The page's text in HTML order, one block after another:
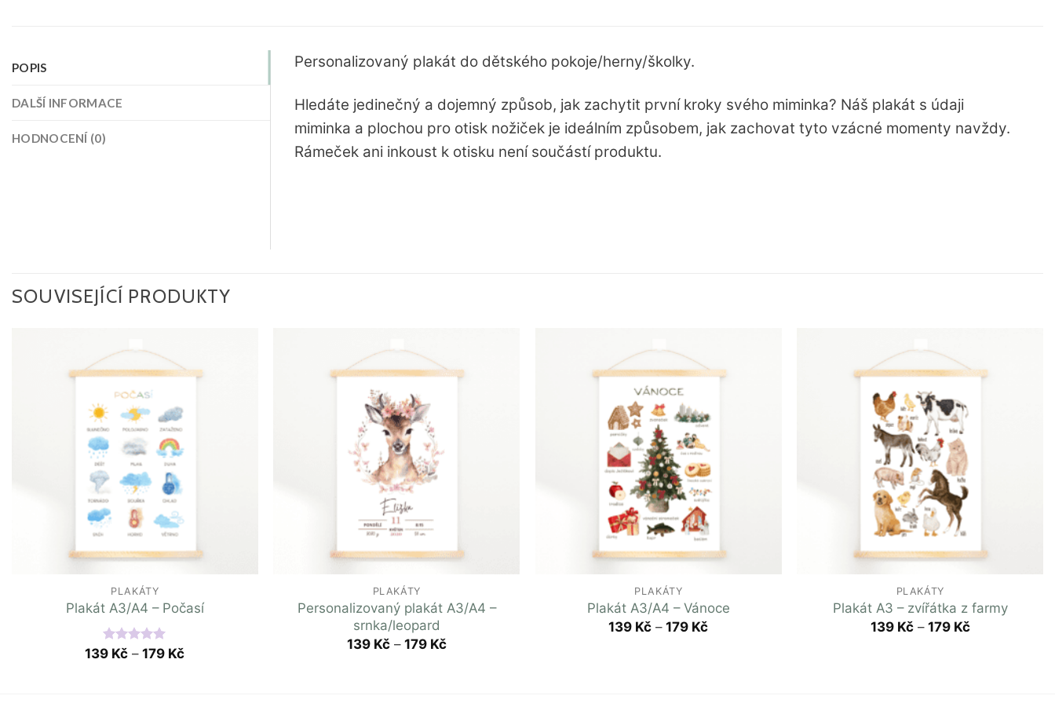
POPIS
DALŠÍ INFORMACE
HODNOCENÍ (0)
Personalizovaný plakát do dětského pokoje/herny/školky.
Hledáte jedinečný a dojemný způsob, jak zachytit první kroky svého miminka? Náš plakát s údaji
miminka a plochou pro otisk nožiček je ideálním způsobem, jak zachovat tyto vzácné momenty navždy.
Rámeček ani inkoust k otisku není součástí produktu.
SOUVISEJÍCÍ PRODUKTY
PLAKÁTY
Plakát A3/A4 – Počasí
Hodnocení
139 Kč –179 Kč
PLAKÁTY
Personalizovaný plakát A3/A4 –
srnka/leopard
139 Kč– 179 Kč
PLAKÁTY
Plakát A3/A4 – Vánoce
139 Kč –179 Kč
PLAKÁTY
Plakát A3 – zvířátka z farmy
139 Kč– 179 Kč